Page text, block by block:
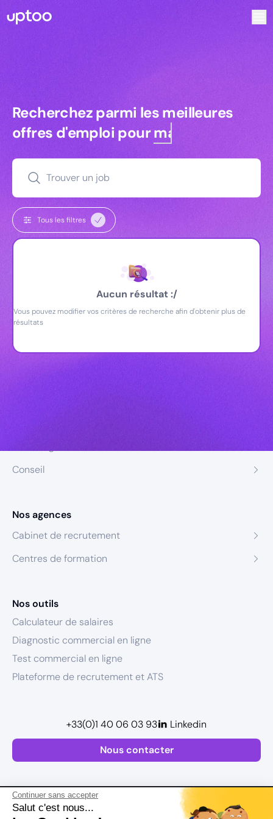
Continuer sans accepter
Salut c'est nous...
Recherchez parmi les meilleures
Recherchez parmi les meilleures
offres d'emploi pourmanagers
Trouver un job
Tous les filtres
Aucun résultat :/
Vous pouvez modifier vos critères de recherche afin d'obtenir plus de
résultats
Conseil
Nos agences
Cabinet de recrutement
Centres de formation
Nos outils
Calculateur de salaires
Diagnostic commercial en ligne
Test commercial en ligne
Plateforme de recrutement et ATS
Nous contacter
+33(0)1 40 06 03 93 Linkedin